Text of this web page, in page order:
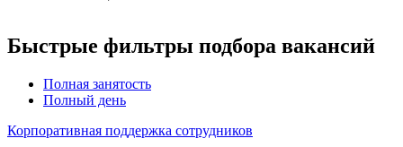
Быстрые фильтры подбора вакансий
Полная занятость
Полный день
Корпоративная поддержка сотрудников